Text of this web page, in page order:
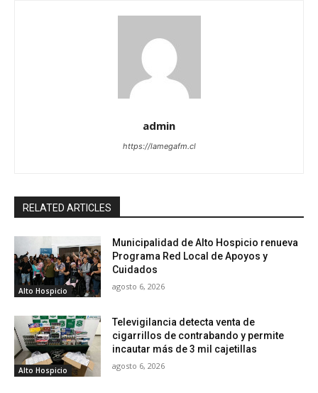
admin
https://lamegafm.cl
RELATED ARTICLES
Alto Hospicio
Municipalidad de Alto Hospicio renueva
Programa Red Local de Apoyos y
Cuidados
agosto 6, 2026
Alto Hospicio
Televigilancia detecta venta de
cigarrillos de contrabando y permite
incautar más de 3 mil cajetillas
agosto 6, 2026